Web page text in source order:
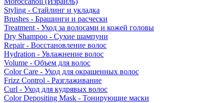
Styling - Стайлинг и укладка
Brushes - Брашинги и расчески
Treatment - Уход за волосами и кожей головы
Dry Shampoo - Сухие шампуни
Repair - Восстановление волос
Hydration - Увлажнение волос
Volume - Объем для волос
Color Care - Уход для окрашенных волос
Frizz Control - Разглаживание
Curl - Уход для кудрявых волос
Color Depositing Mask - Тонирующие маски